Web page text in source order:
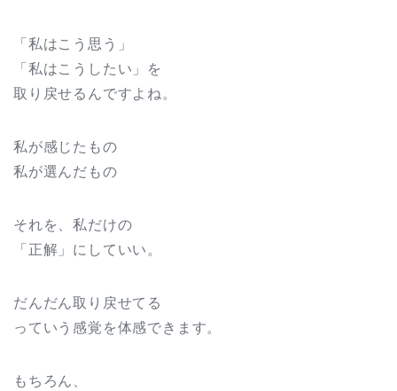
「私はこう思う」
「私はこうしたい」を
取り戻せるんですよね。
私が感じたもの
私が選んだもの
それを、私だけの
「正解」にしていい。
だんだん取り戻せてる
っていう感覚を体感できます。
もちろん、